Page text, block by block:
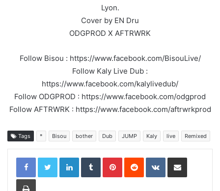
Lyon.
Cover by EN Dru
ODGPROD X AFTRWRK
Follow Bisou : https://www.facebook.com/BisouLive/
Follow Kaly Live Dub :
https://www.facebook.com/kalylivedub/
Follow ODGPROD : https://www.facebook.com/odgprod
Follow AFTRWRK : https://www.facebook.com/aftrwrkprod
Tags * Bisou bother Dub JUMP Kaly live Remixed
LinkedInTumblrPinterestReddit VKontakteShare via Email
Print